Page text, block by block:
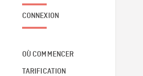
CONNEXION
OÙ COMMENCER
TARIFICATION